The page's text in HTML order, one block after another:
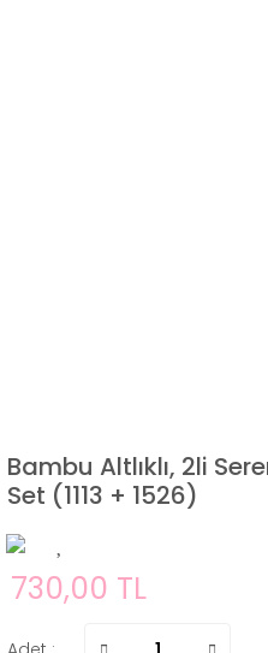
Bambu Altlıklı, 2li
Set (1113 + 1526)
730,00 TL